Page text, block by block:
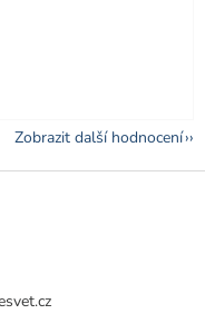
5 hvězdiček.
Zobrazit další hodnocení